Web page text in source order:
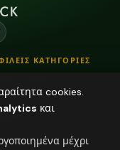
ΚΑΤΗΓΟΡΙΕΣ
φυτά
cookies.
και
μέχρι